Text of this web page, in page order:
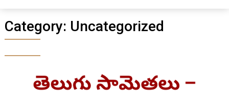
Category: Uncategorized